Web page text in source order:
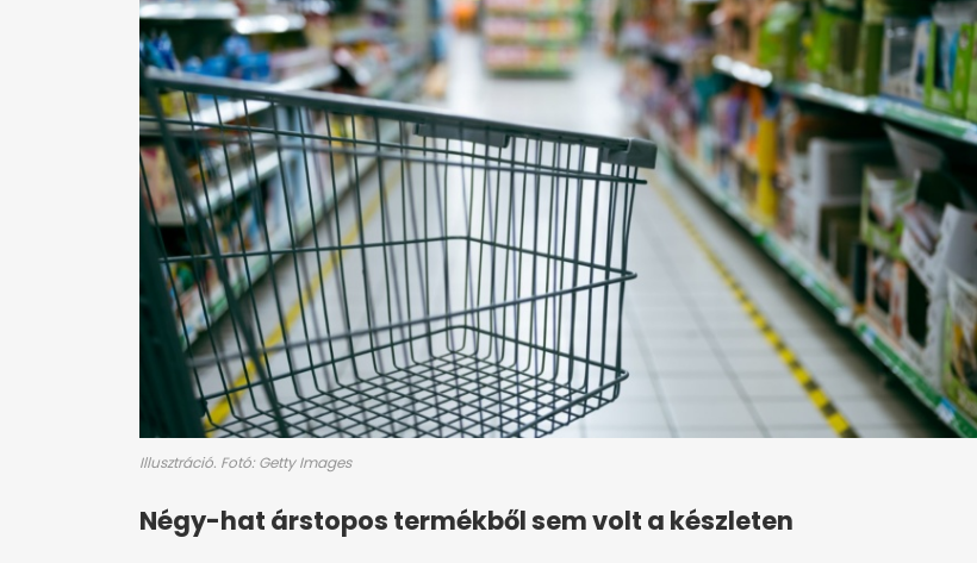
Illusztráció. Fotó: Getty Images
Négy-hat árstopos termékből sem volt a készleten